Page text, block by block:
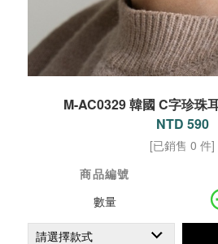
M-AC0329 韓國 C字珍珠
NTD 590
[已銷售 0 件]
商品編號
數量